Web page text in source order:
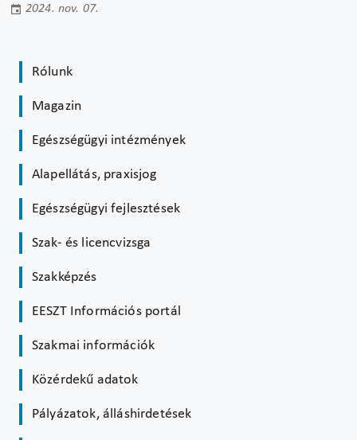
2024. nov. 07.
Rólunk
Magazin
Egészségügyi intézmények
Alapellátás, praxisjog
Egészségügyi fejlesztések
Szak- és licencvizsga
Szakképzés
EESZT Információs portál
Szakmai információk
Közérdekű adatok
Pályázatok, álláshirdetések